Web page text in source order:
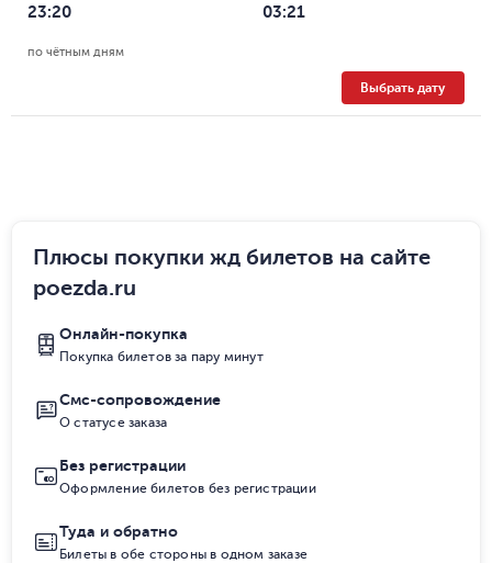
23:20 03:21
по чётным дням
Выбрать дату
Плюсы покупки жд билетов на сайте
poezda.ru
Онлайн-покупка
Покупка билетов за пару минут
Смс-сопровождение
О статусе заказа
Без регистрации
Оформление билетов без регистрации
Туда и обратно
Билеты в обе стороны в одном заказе